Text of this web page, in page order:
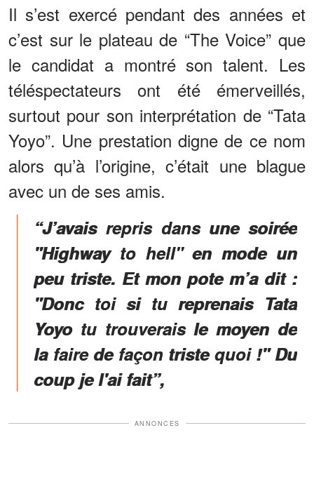
Il s’est exercé pendant des années et
c’est sur le plateau de “The Voice” que
le candidat a montré son talent. Les
téléspectateurs ont été émerveillés,
surtout pour son interprétation de “Tata
Yoyo”. Une prestation digne de ce nom
alors qu’à l’origine, c’était une blague
avec un de ses amis.
“J’avais repris dans une soirée
"Highway to hell" en mode un
peu triste. Et mon pote m’a dit :
"Donc toi si tu reprenais Tata
Yoyo tu trouverais le moyen de
la faire de façon triste quoi !" Du
coup je l'ai fait”,
ANNONCES